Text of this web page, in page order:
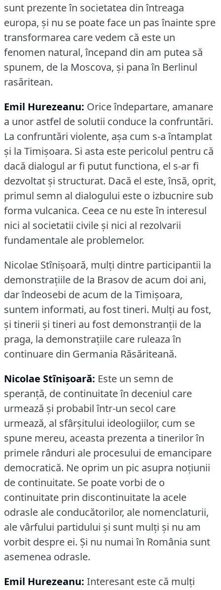
sunt prezente în societatea din întreaga
europa, şi nu se poate face un pas înainte spre
transformarea care vedem că este un
fenomen natural, începand din am putea să
spunem, de la Moscova, şi pana în Berlinul
rasăritean.
Emil Hurezeanu: Orice îndepartare, amanare
a unor astfel de solutii conduce la confruntări.
La confruntări violente, aşa cum s-a întamplat
şi la Timişoara. Si asta este pericolul pentru că
dacă dialogul ar fi putut functiona, el s-ar fi
dezvoltat şi structurat. Dacă el este, însă, oprit,
primul semn al dialogului este o izbucnire sub
forma vulcanica. Ceea ce nu este în interesul
nici al societatii civile şi nici al rezolvarii
fundamentale ale problemelor.
Nicolae Stînişoară, mulţi dintre participantii la
demonstraţiile de la Brasov de acum doi ani,
dar îndeosebi de acum de la Timişoara,
suntem informati, au fost tineri. Mulţi au fost,
şi tinerii şi tineri au fost demonstranţii de la
praga, la demonstraţiile care ruleaza în
continuare din Germania Răsăriteană.
Nicolae Stînişoară: Este un semn de
speranţă, de continuitate în deceniul care
urmează şi probabil într-un secol care
urmează, al sfârşitului ideologiilor, cum se
spune mereu, aceasta prezenta a tinerilor în
primele rânduri ale procesului de emancipare
democratică. Ne oprim un pic asupra noţiunii
de continuitate. Se poate vorbi de o
continuitate prin discontinuitate la acele
odrasle ale conducătorilor, ale nomenclaturii,
ale vârfului partidului şi sunt mulţi şi nu am
vorbit despre ei. Şi nu numai în România sunt
asemenea odrasle.
Emil Hurezeanu: Interesant este că mulţi